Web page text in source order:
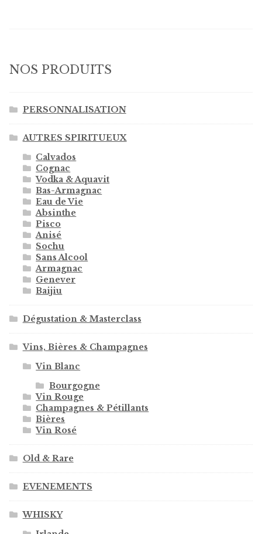
NOS PRODUITS
PERSONNALISATION
AUTRES SPIRITUEUX
Calvados
Cognac
Vodka & Aquavit
Bas-Armagnac
Eau de Vie
Absinthe
Pisco
Anisé
Sochu
Sans Alcool
Armagnac
Genever
Baijiu
Dégustation & Masterclass
Vins, Bières & Champagnes
Vin Blanc
Bourgogne
Vin Rouge
Champagnes & Pétillants
Bières
Vin Rosé
Old & Rare
EVENEMENTS
WHISKY